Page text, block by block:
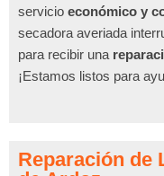
servicio económico y
secadora averiada
para recibir una
¡Estamos listos para
Reparación de